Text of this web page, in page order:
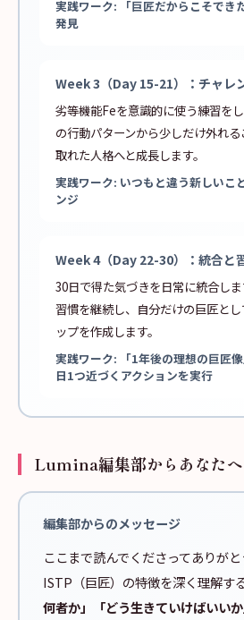
実践ワーク: 「巨匠だからこそでき
発見
Week 3（Day 15-21）：チャレ
劣等機能Feを意識的に使う練習を
の行動パターンから少しだけ外れ
取れた人格へと成長します。
実践ワーク: いつもと違う新しいこ
ンジ
Week 4（Day 22-30）：統合と
30日で得た気づきを日常に統合し
習慣を継続し、自分だけの巨匠と
ップを作成します。
実践ワーク: 「1年後の理想の巨匠
日1つ近づくアクションを実行
Lumina編集部からあなたへ
編集部からのメッセージ
ここまで読んでくださってありがと
ISTP（巨匠）の特徴を深く理解する
何者か」「どう生きていけばいいか